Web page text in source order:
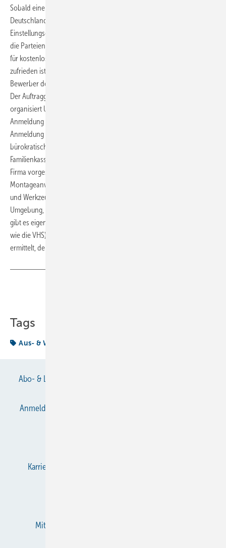
Sobald eine Auswahl getroffen ist, organisiert POD den Flug nach
Deutschland. Auf Wunsch des Auftraggebers können auch
Einstellungsgespräche vor Ort in Spanien geführt werden, damit sich
die Parteien vorab kennenlernen. POD sorgt in den ersten 3 Monaten
für kostenlosen Ersatz, falls der Auftraggeber mit den Leistungen nicht
zufrieden ist. Ebenfalls kostenlosen Ersatz stellt POD, falls ein
Bewerber den Auftraggeber innerhalb der ersten 6 Monate verlässt.
Der Auftraggeber holt die neuen Mitarbeiter vom Flughafen ab und
organisiert Unterkünfte(WG oder kleine Wohnungen). Es folgen die
Anmeldung bei der Gemeinde, die Eröffnung eines Girokontos,
Anmeldung bei der KKV, der Kauf einer Handykarte und der
bürokratische Aufwand beim Finanzamt (nur Verheiratete) und
Familienkasse (nur Familienväter). Den neuen Mitarbeitern wird die
Firma vorgestellt. Es gibt Arbeitssicherheitsunterweisungen,
Montageanweisungen und die Mitarbeiter bekommen Arbeitskleidung
und Werkzeug. Auf privater Basis werden den neuen Mitarbeitern die
Umgebung, Vereine etc. gezeigt. Speziell bei der Firma Kratschmayer
gibt es eigene regelmäßige Deutschkurse (ansonsten über Anbieter
wie die VHS). In den ersten Wochen wird der weitere Schulungsbedarf
ermittelt, der durch interne Schulungen gedeckt wird.
Tags
Aus- & Weiterbildung
Abo- & Leserservice
Anmelden
Karriere bei Gentner
Mitgliedschaften und Engagement